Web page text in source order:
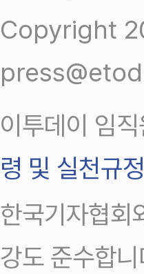
Copyright
이투데이 임
령 및 실천규정
한국기자협회
강도 준수합니